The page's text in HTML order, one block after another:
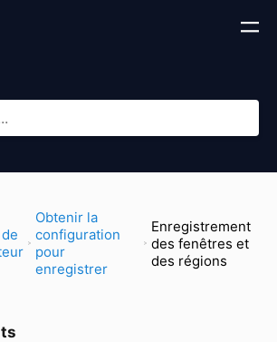
​Obtenir la
configuration
pour
enregistrer
Enregistrement
des fenêtres et
des régions